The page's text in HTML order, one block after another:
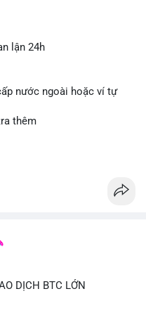
lận 24h
nước ngoài hoặc ví tự
thêm
DỊCH BTC LỚN